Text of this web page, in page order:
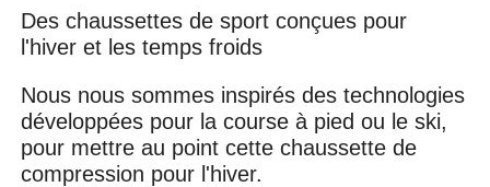
Des chaussettes de sport conçues pour
l'hiver et les temps froids
Nous nous sommes inspirés des technologies
développées pour la course à pied ou le ski,
pour mettre au point cette chaussette de
compression pour l'hiver.